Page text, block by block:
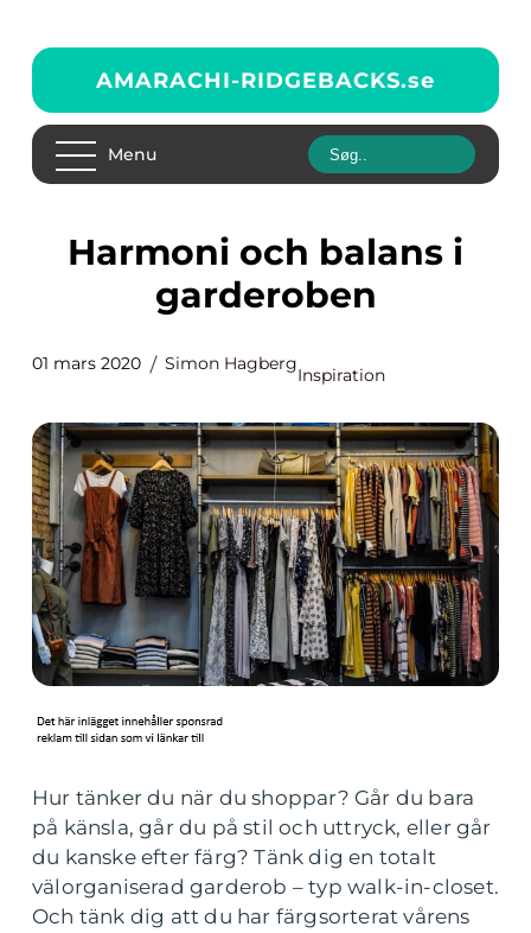
AMARACHI-RIDGEBACKS.se
Menu
Harmoni och balans i
garderoben
01 mars 2020 Simon Hagberg
Inspiration
Hur tänker du när du shoppar? Går du bara
på känsla, går du på stil och uttryck, eller går
du kanske efter färg? Tänk dig en totalt
välorganiserad garderob – typ walk-in-closet.
Och tänk dig att du har färgsorterat vårens